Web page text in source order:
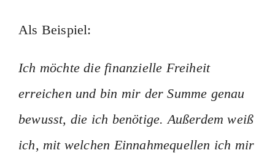
Als Beispiel:
Ich möchte die finanzielle Freiheit
erreichen und bin mir der Summe genau
bewusst, die ich benötige. Außerdem weiß
ich, mit welchen Einnahmequellen ich mir